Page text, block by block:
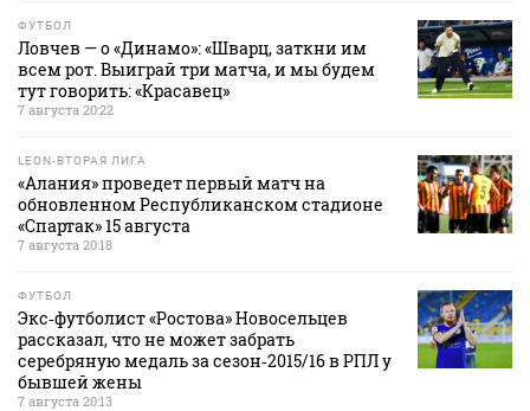
ФУТБОЛ
Ловчев — о «Динамо»: «Шварц, заткни им
всем рот. Выиграй три матча, и мы будем
тут говорить: «Красавец»
7 августа 20:22
LEON-ВТОРАЯ ЛИГА
«Алания» проведет первый матч на
обновленном Республиканском стадионе
«Спартак» 15 августа
7 августа 20:18
ФУТБОЛ
Экс‑футболист «Ростова» Новосельцев
рассказал, что не может забрать
серебряную медаль за сезон‑2015/16 в РПЛ у
бывшей жены
7 августа 20:13